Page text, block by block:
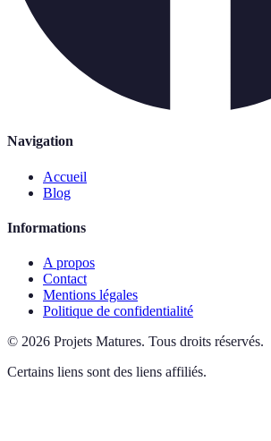
Navigation
Accueil
Blog
Informations
A propos
Contact
Mentions légales
Politique de confidentialité
© 2026 Projets Matures. Tous droits réservés.
Certains liens sont des liens affiliés.